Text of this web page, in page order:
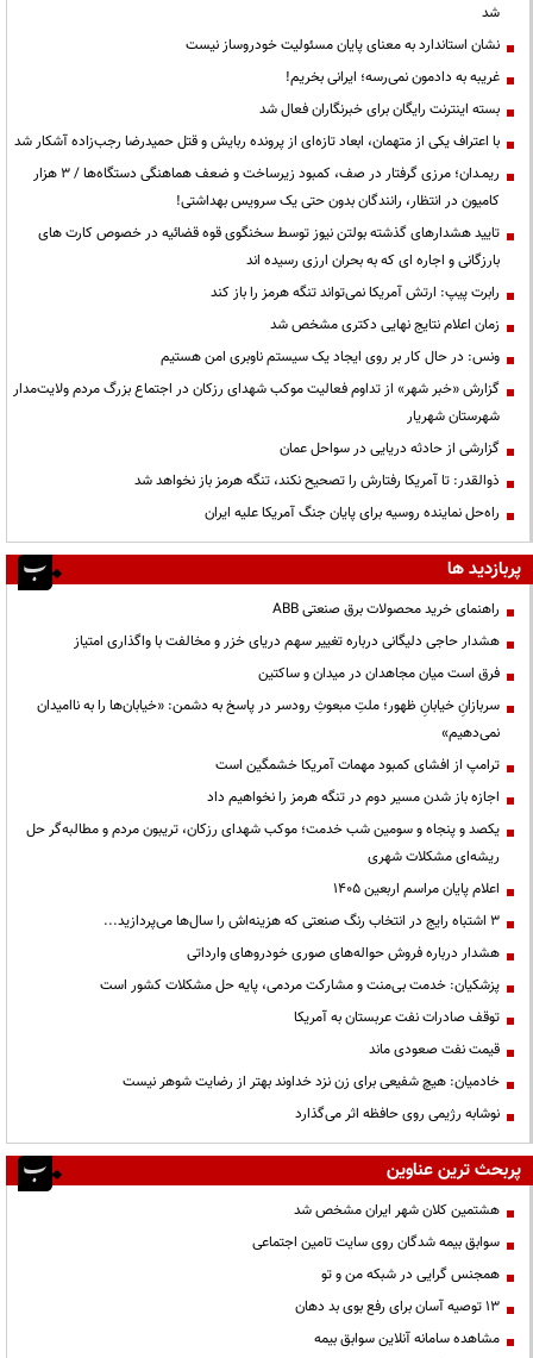
شد
نشان استاندارد به معنای پایان مسئولیت خودروساز نیست
غریبه به دادمون نمی‌رسه؛ ایرانی بخریم!
بسته اینترنت رایگان برای خبرنگاران فعال شد
با اعتراف یکی از متهمان، ابعاد تازه‌ای از پرونده ربایش و قتل حمیدرضا رجب‌زاده آشکار شد
ریمـدان؛ مرزی گرفتار در صف، کمبود زیرساخت و ضعف هماهنگی دستگاه‌ها / ۳ هزار
کامیون در انتظار، رانندگان بدون حتی یک سرویس بهداشتی!
تایید هشدارهای گذشته بولتن نیوز توسط سخنگوی قوه قضائیه در خصوص کارت های
بارزگانی و اجاره ای که به بحران ارزی رسیده اند
رابرت پیپ: ارتش آمریکا نمی‌تواند تنگه هرمز را باز کند
زمان اعلام نتایج نهایی دکتری مشخص شد
ونس: در حال کار بر روی ایجاد یک سیستم ناوبری امن هستیم
گزارش «خبر شهر» از تداوم فعالیت موکب شهدای رزکان در اجتماع بزرگ مردم ولایت‌مدار
شهرستان شهریار
گزارشی از حادثه دریایی در سواحل عمان
ذوالقدر: تا آمریکا رفتارش را تصحیح نکند، تنگه هرمز باز نخواهد شد
راه‌حل نماینده روسیه برای پایان جنگ آمریکا علیه ایران
پربازدید ها
راهنمای خرید محصولات برق صنعتی ABB
هشدار حاجی دلیگانی درباره تغییر سهم دریای خزر و مخالفت با واگذاری امتیاز
فرق است میان مجاهدان در میدان و ساکتین
سربازانِ خیابانِ ظهور؛ ملتِ مبعوثِ رودسر در پاسخ به دشمن: «خیابان‌ها را به ناامیدان
نمی‌دهیم»
ترامپ از افشای کمبود مهمات آمریکا خشمگین است
اجازه باز شدن مسیر دوم در تنگه هرمز را نخواهیم داد
یکصد و پنجاه و سومین شب خدمت؛ موکب شهدای رزکان، تریبون مردم و مطالبه‌گر حل
ریشه‌ای مشکلات شهری
اعلام پایان مراسم اربعین ۱۴۰۵
3 اشتباه رایج در انتخاب رنگ صنعتی که هزینه‌اش را سال‌ها می‌پردازید...
هشدار درباره فروش حواله‌های صوری خودروهای وارداتی
پزشکیان: خدمت بی‌منت و مشارکت مردمی، پایه حل مشکلات کشور است
توقف صادرات نفت عربستان به آمریکا
قیمت نفت صعودی ماند
خادمیان: هیچ شفیعی برای زن نزد خداوند بهتر از رضایت شوهر نیست
نوشابه رژیمی روی حافظه اثر می‌گذارد
پربحث ترین عناوین
هشتمین کلان شهر ایران مشخص شد
سوابق بیمه شدگان روی سایت تامین اجتماعی
همجنس گرایی در شبکه من و تو
13 توصیه آسان برای رفع بوی بد دهان
مشاهده سامانه آنلاين سوابق بیمه